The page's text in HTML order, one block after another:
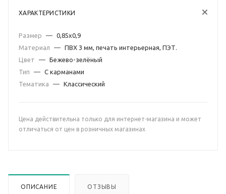
ХАРАКТЕРИСТИКИ
Размер — 0,85х0,9
Материал
— ПВХ 3 мм, печать интерьерная, ПЭТ.
Цвет
— Бежево-зелёный
Тип
— С карманами
Тематика
— Классический
Цена действительна только для интернет-магазина и может
отличаться от цен в розничных магазинах
ОПИСАНИЕ ОТЗЫВЫ